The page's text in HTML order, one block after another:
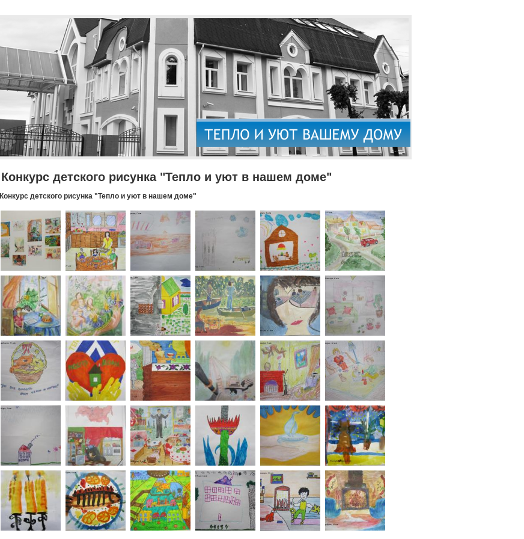
Конкурс детского рисунка "Тепло и уют в нашем доме"
Конкурс детского рисунка "Тепло и уют в нашем доме"